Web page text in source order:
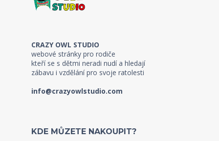
CRAZY OWL STUDIO
webové stránky pro rodiče
kteří se s dětmi neradi nudí a hledají
zábavu i vzdělání pro svoje ratolesti
info@crazyowlstudio.com
KDE MŮZETE NAKOUPIT?